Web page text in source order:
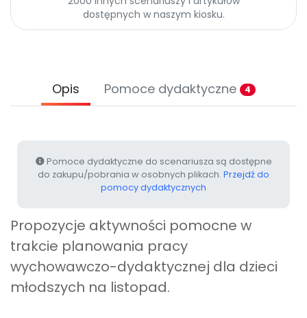
dostępnych w naszym kiosku.
Opis Pomoce dydaktyczne 4
Pomoce dydaktyczne do scenariusza są dostępne
do zakupu/pobrania w osobnych plikach. Przejdź do
pomocy dydaktycznych
Propozycje aktywności pomocne w
trakcie planowania pracy
wychowawczo-dydaktycznej dla dzieci
młodszych na listopad.